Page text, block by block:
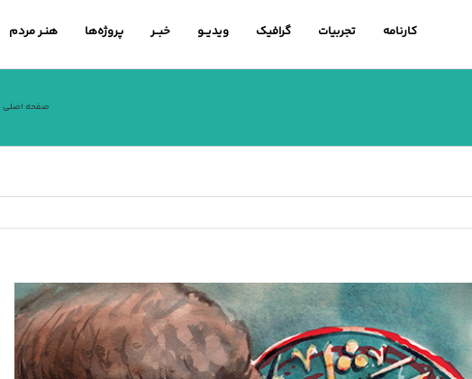
کارنامه تجربیات گرافیک ویدیــو خبــر پروژه‌ها هنـر مردم
صفحه اصلی